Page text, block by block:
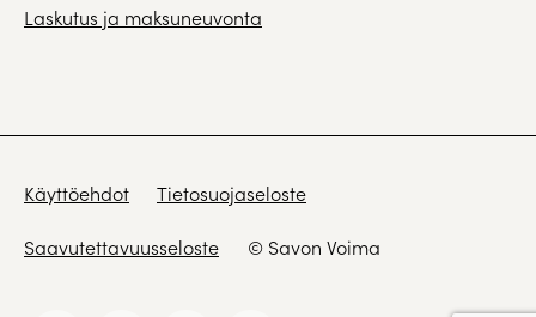
Laskutus ja maksuneuvonta
Käyttöehdot Tietosuojaseloste
Saavutettavuusseloste © Savon Voima